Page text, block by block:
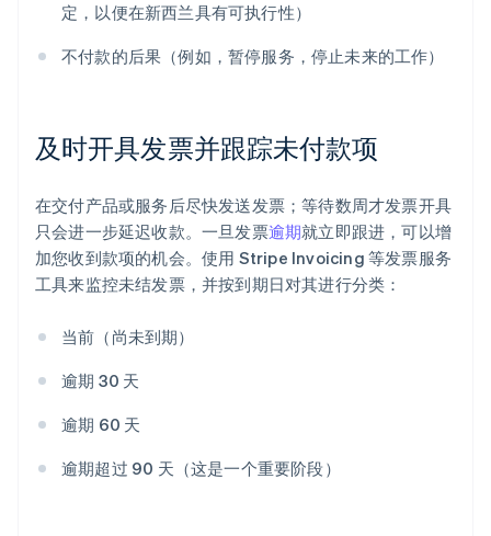
定，以便在新西兰具有可执行性）
不付款的后果（例如，暂停服务，停止未来的工作）
及时开具发票并跟踪未付款项
在交付产品或服务后尽快发送发票；等待数周才发票开具
只会进一步延迟收款。一旦发票逾期就立即跟进，可以增
加您收到款项的机会。使用 Stripe Invoicing 等发票服务
工具来监控未结发票，并按到期日对其进行分类：
当前（尚未到期）
逾期 30 天
逾期 60 天
逾期超过 90 天（这是一个重要阶段）